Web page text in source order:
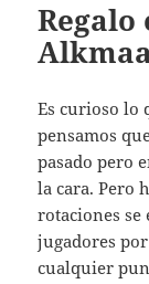
Regalo
Es curioso lo
pensamos
pasado pero
la cara. Pero
rotaciones se
jugadores
cualquier